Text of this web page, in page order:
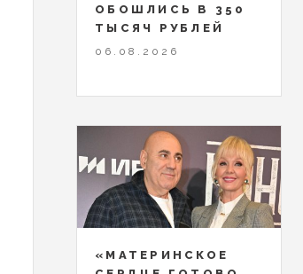
ОБОШЛИСЬ В 350
ТЫСЯЧ РУБЛЕЙ
06.08.2026
«МАТЕРИНСКОЕ